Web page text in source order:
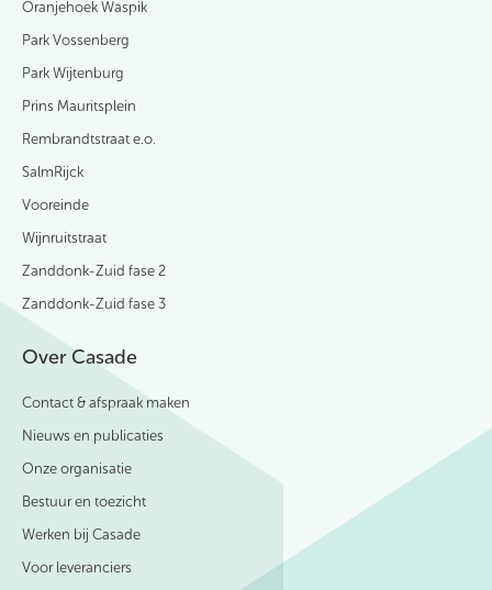
Oranjehoek Waspik
Park Vossenberg
Park Wijtenburg
Prins Mauritsplein
Rembrandtstraat e.o.
SalmRijck
Vooreinde
Wijnruitstraat
Zanddonk-Zuid fase 2
Zanddonk-Zuid fase 3
Over Casade
Contact & afspraak maken
Nieuws en publicaties
Onze organisatie
Bestuur en toezicht
Werken bij Casade
Voor leveranciers